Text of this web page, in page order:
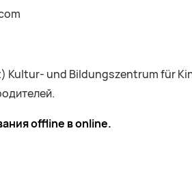
und Bildungszentrum für
offline вonline.